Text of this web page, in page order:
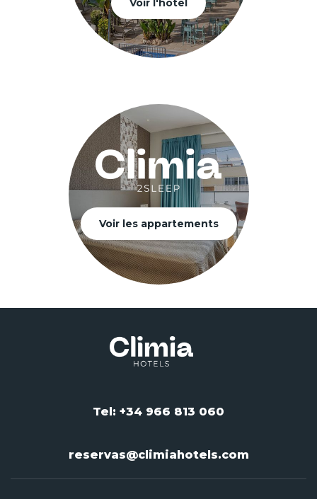
Voir les appartements
Tel: +34 966 813 060
reservas@climiahotels.com